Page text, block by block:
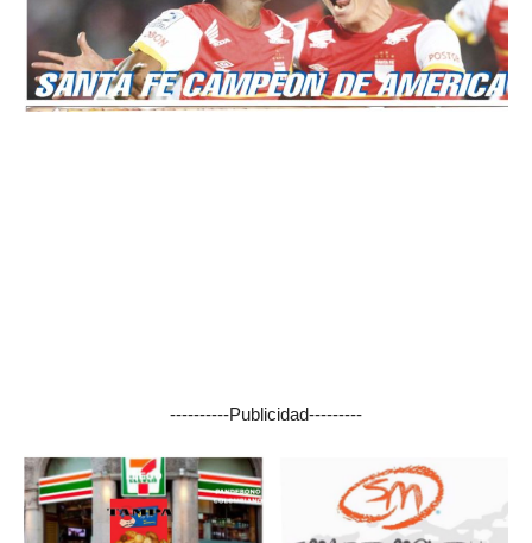
----------Publicidad---------